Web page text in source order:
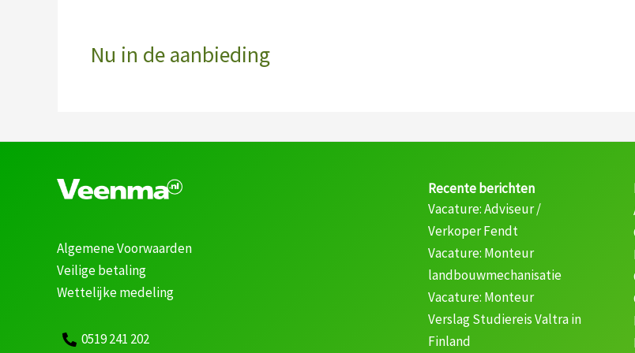
Nu in de aanbieding
Algemene Voorwaarden
Veilige betaling
Wettelijke medeling
0519 241 202
Recente berichten
Vacature: Adviseur /
Verkoper Fendt
Vacature: Monteur
landbouwmechanisatie
Vacature: Monteur
Verslag Studiereis Valtra in
Finland